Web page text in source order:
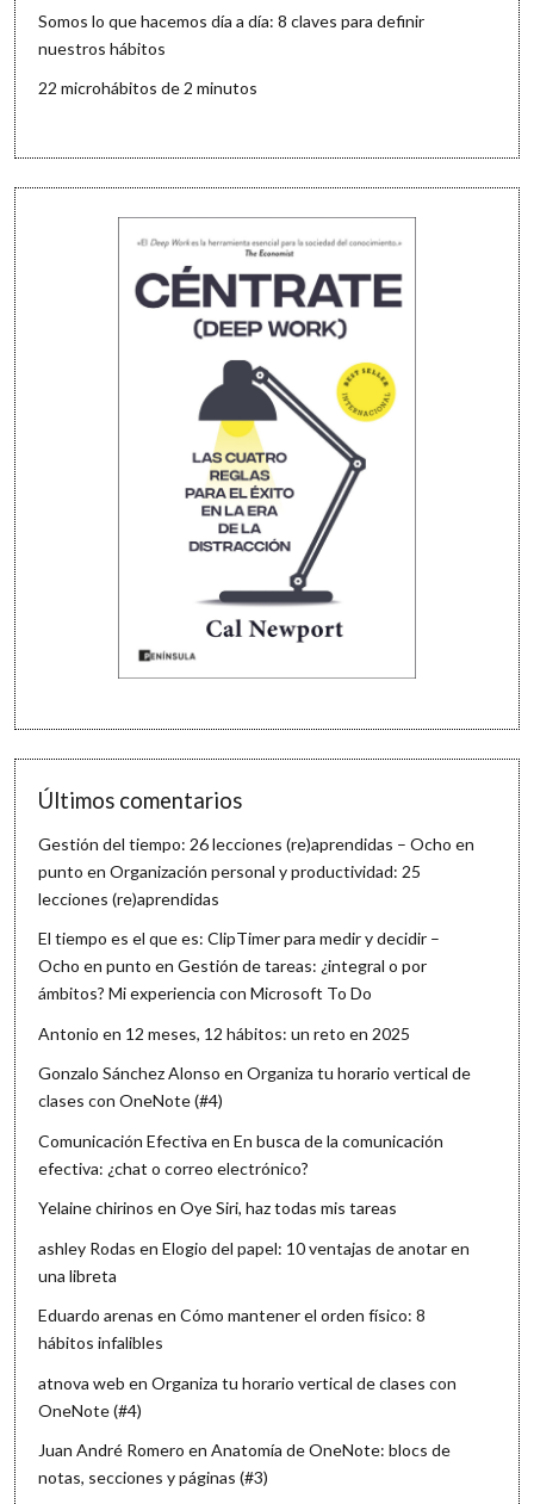
Somos lo que hacemos día a día: 8 claves para definir
nuestros hábitos
22 microhábitos de 2 minutos
Últimos comentarios
Gestión del tiempo: 26 lecciones (re)aprendidas – Ocho en
punto enOrganización personal y productividad: 25
lecciones (re)aprendidas
El tiempo es el que es: ClipTimer para medir y decidir –
Ocho en punto enGestión de tareas: ¿integral o por
ámbitos? Mi experiencia con Microsoft To Do
Antonio en 12 meses, 12 hábitos: un reto en 2025
Gonzalo Sánchez Alonso enOrganiza tu horario vertical de
clases con OneNote (#4)
Comunicación Efectiva enEn busca de la comunicación
efectiva: ¿chat o correo electrónico?
Yelaine chirinos enOye Siri, haz todas mis tareas
ashley Rodas enElogio del papel: 10 ventajas de anotar en
una libreta
Eduardo arenas enCómo mantener el orden físico: 8
hábitos infalibles
atnova web enOrganiza tu horario vertical de clases con
OneNote (#4)
Juan André Romero enAnatomía de OneNote: blocs de
notas, secciones y páginas (#3)